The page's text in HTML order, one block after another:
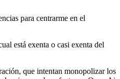
para centrarme en el
está exenta o casi exenta del
que intentan monopolizar los